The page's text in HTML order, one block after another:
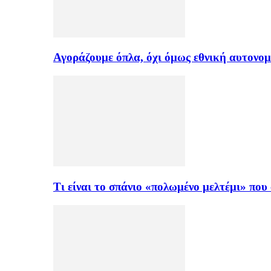
Αγοράζουμε όπλα, όχι όμως εθνική
Τι είναι το σπάνιο «πολωμένο μελτέμι»